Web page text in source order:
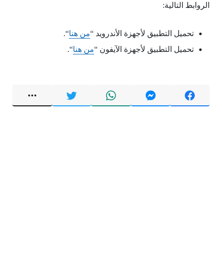
الروابط التالية:
تحميل التطبيق لأجهزة الأندرويد “من هنا“.
تحميل التطبيق لأجهزة الآيفون “من هنا“.